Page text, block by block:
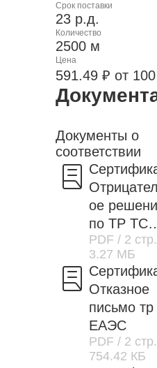
Срок поставки
23 р.д.
Количество
2500 м
Цена
591.49 ₽ от
Документы о
соответствии
ое
по ТР ТС
037/2016
PDF / 2 стр.
3.27 МБ
Отказное
письмо тр
ЕАЭС
PDF / 2 стр.
754.42 КБ